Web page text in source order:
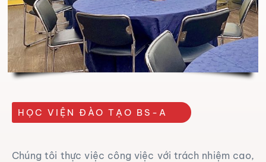
Tuyển dụng
Liên hệ
Tin tức
HỌC VIỆN ĐÀO TẠO BS-A
Chúng tôi thực việc công việc với trách nhiệm cao,